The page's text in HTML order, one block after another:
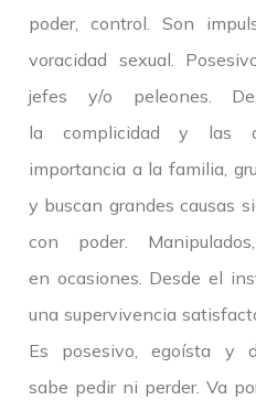
poder, control. Son
voracidad sexual.
jefes y/o peleones.
la complicidad y las
importancia a la familia,
y buscan grandes causas
con poder.
en ocasiones. Desde el
una supervivencia
Es posesivo, egoísta y
sabe pedir ni perder. Va